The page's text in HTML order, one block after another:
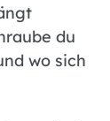
du
wo sich